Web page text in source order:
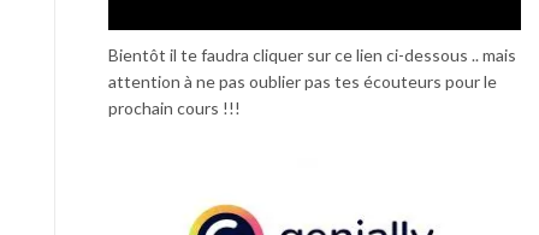
Bientôt il te faudra cliquer sur ce lien ci-dessous .. mais
attention à ne pas oublier pas tes écouteurs pour le
prochain cours !!!